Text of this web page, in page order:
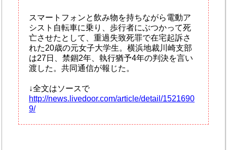
スマートフォンと飲み物を持ちながら電動ア
シスト自転車に乗り、歩行者にぶつかって死
亡させたとして、重過失致死罪で在宅起訴さ
れた20歳の元女子大学生。横浜地裁川崎支部
は27日、禁錮2年、執行猶予4年の判決を言い
渡した。共同通信が報じた。
↓全文はソースで
http://news.livedoor.com/article/detail/1521690
9/